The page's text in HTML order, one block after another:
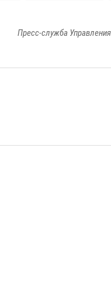
Пресс-служба